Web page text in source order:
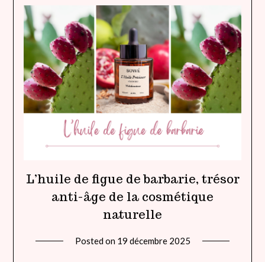
L’huile de figue de barbarie, trésor
anti-âge de la cosmétique
naturelle
Posted on 19 décembre 2025